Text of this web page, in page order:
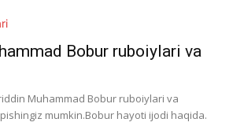
Bobur ruboiylari va
Muhammad Bobur ruboiylari va
mumkin.Bobur hayoti ijodi haqida.